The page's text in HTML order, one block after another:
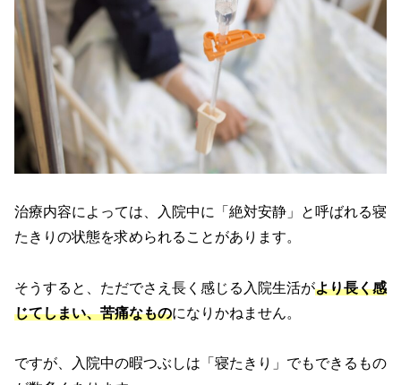
治療内容によっては、入院中に「絶対安静」と呼ばれる寝
たきりの状態を求められることがあります。
そうすると、ただでさえ長く感じる入院生活がより長く感
じてしまい、苦痛なものになりかねません。
ですが、入院中の暇つぶしは「寝たきり」でもできるもの